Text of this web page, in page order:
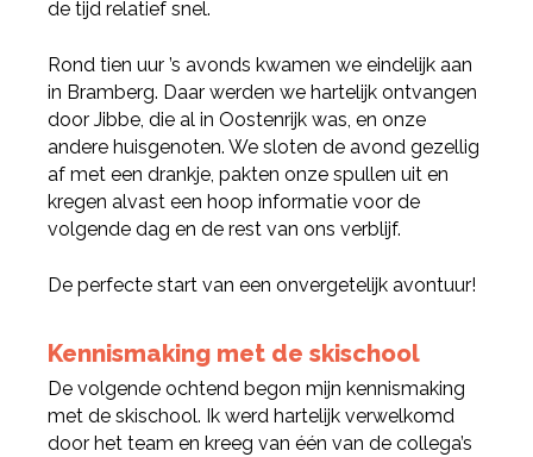
de tijd relatief snel.
Rond tien uur ’s avonds kwamen we eindelijk aan
in Bramberg. Daar werden we hartelijk ontvangen
door Jibbe, die al in Oostenrijk was, en onze
andere huisgenoten. We sloten de avond gezellig
af met een drankje, pakten onze spullen uit en
kregen alvast een hoop informatie voor de
volgende dag en de rest van ons verblijf.
De perfecte start van een onvergetelijk avontuur!
Kennismaking met de skischool
De volgende ochtend begon mijn kennismaking
met de skischool. Ik werd hartelijk verwelkomd
door het team en kreeg van één van de collega’s